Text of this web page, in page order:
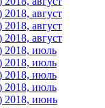
август
август
август
2018, июль
2018, июль
2018, июль
2018, июль
2018, июнь